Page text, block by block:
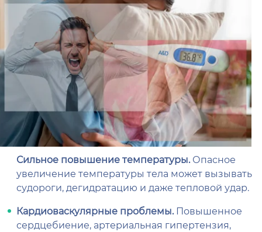
Сильное повышение температуры.Опасное
увеличение температуры тела может вызывать
судороги, дегидратацию и даже тепловой удар.
Кардиоваскулярные проблемы.Повышенное
сердцебиение, артериальная гипертензия,